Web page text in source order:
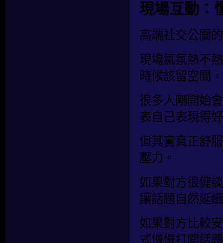
現場互動：
高端社交公關
現場氣氛熱不
時候該留空間
很多人剛開始
表自己表現得
但其實真正舒
壓力。
如果對方很健
讓話題自然延
如果對方比較
式慢慢打開話